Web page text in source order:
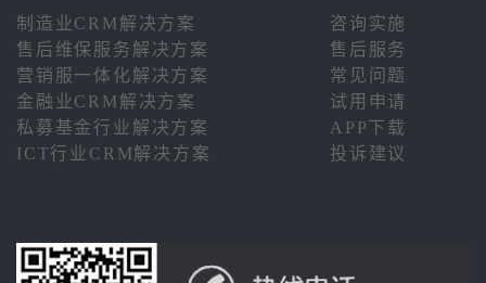
制造业CRM解决方案
咨询实施
售后维保服务解决方案
售后服务
营销服一体化解决方案
常见问题
金融业CRM解决方案
试用申请
私募基金行业解决方案
APP下载
ICT行业CRM解决方案
投诉建议